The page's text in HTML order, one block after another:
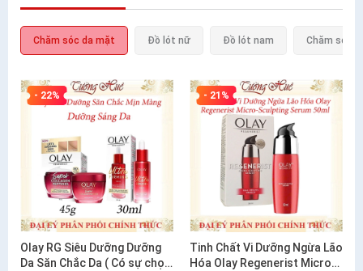
Chăm sóc da mặt Đồ lót nữ Đồ lót nam Chăm sóc
- 22%
Olay RG Siêu Dưỡng Dưỡng
Da Săn Chắc Da ( Có sự chọn
- 21%
Tinh Chất Vi Dưỡng Ngừa Lão
Hóa Olay Regenerist Micro-